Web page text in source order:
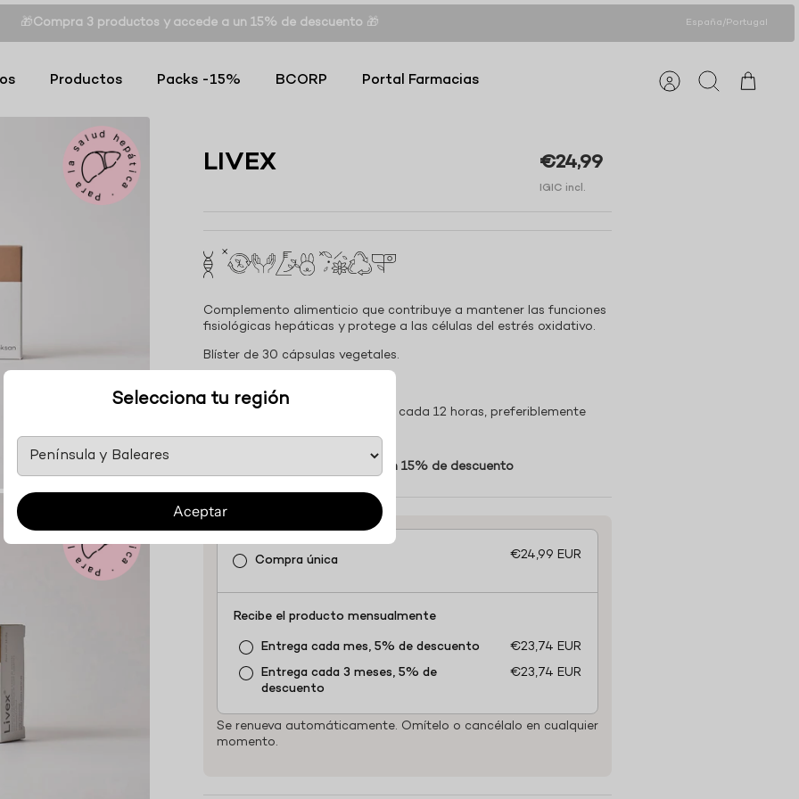
Selecciona tu región
Aceptar
🎁Compra 3 productos y accede a un 15% de descuento 🎁 España/Portugal
Productos Packs -15% BCORP Portal Farmacias Cuenta Buscar Carrito
LIVEX €24,99
IGIC incl.
Complemento alimenticio que contribuye a mantener las funciones
fisiológicas hepáticas y protege a las células del estrés oxidativo.
Blíster de 30 cápsulas vegetales.
Se recomienda tomar 1 cápsula cada 12 horas, preferiblemente
Compra 3 unidades y obtén 15% de descuento
Compra única €24,99 EUR
Recibe el producto mensualmente
Entrega cada mes, 5% de descuento
€23,74 EUR
Entrega cada 3 meses, 5% de
descuento
€23,74 EUR
Se renueva automáticamente. Omítelo o cancélalo en cualquier
momento.